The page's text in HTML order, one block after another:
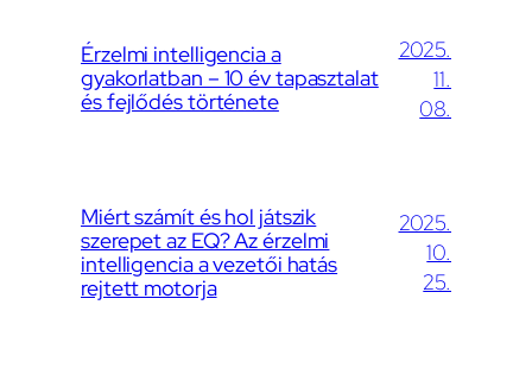
Érzelmi intelligencia a
gyakorlatban – 10 év tapasztalat
és fejlődés története
2025.
11.
08.
Miért számít és hol játszik
szerepet az EQ? Az érzelmi
intelligencia a vezetői hatás
rejtett motorja
2025.
10.
25.